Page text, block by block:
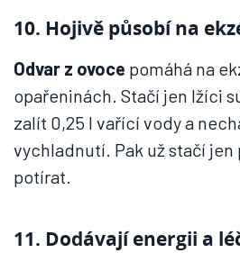
10. Hojivě působí na
Odvar z ovoce pomáhá na
opařeninách. Stačí jen lžíci
zalít 0,25 l vařící vody a
vychladnutí. Pak už stačí
potírat.
11. Dodávají energii a